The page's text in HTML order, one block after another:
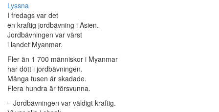
Lyssna
I fredags var det
en kraftig jordbävning i Asien.
Jordbävningen var värst
i landet Myanmar.
Fler än 1 700 människor i Myanmar
har dött i jordbävningen.
Många tusen är skadade.
Flera hundra är försvunna.
– Jordbävningen var väldigt kraftig.